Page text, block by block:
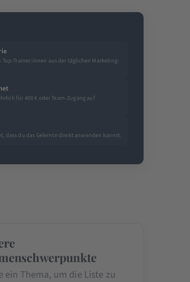
Trainer:innen aus der täglichen Marketing-
für 400 € oder Team-Zugang auf
dass du das Gelernte direkt anwenden kannst.
ein Thema, um die Liste zu